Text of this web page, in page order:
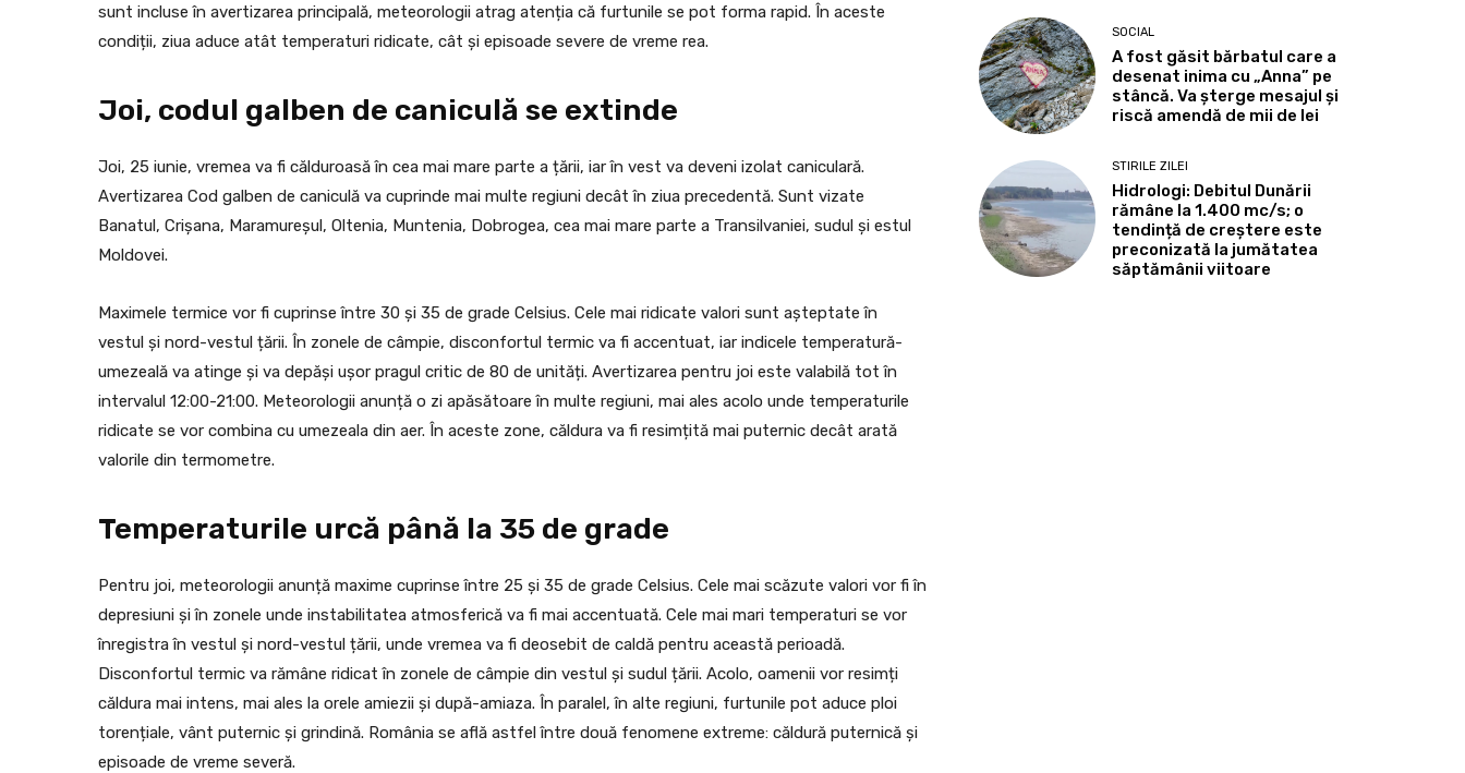
sunt incluse în avertizarea principală, meteorologii atrag atenția că furtunile se pot forma rapid. În aceste
condiții, ziua aduce atât temperaturi ridicate, cât și episoade severe de vreme rea.
Joi, codul galben de caniculă se extinde
Joi, 25 iunie, vremea va fi călduroasă în cea mai mare parte a țării, iar în vest va deveni izolat caniculară.
Avertizarea Cod galben de caniculă va cuprinde mai multe regiuni decât în ziua precedentă. Sunt vizate
Banatul, Crișana, Maramureșul, Oltenia, Muntenia, Dobrogea, cea mai mare parte a Transilvaniei, sudul și estul
Moldovei.
Maximele termice vor fi cuprinse între 30 și 35 de grade Celsius. Cele mai ridicate valori sunt așteptate în
vestul și nord-vestul țării. În zonele de câmpie, disconfortul termic va fi accentuat, iar indicele temperatură-
umezeală va atinge și va depăși ușor pragul critic de 80 de unități. Avertizarea pentru joi este valabilă tot în
intervalul 12:00-21:00. Meteorologii anunță o zi apăsătoare în multe regiuni, mai ales acolo unde temperaturile
ridicate se vor combina cu umezeala din aer. În aceste zone, căldura va fi resimțită mai puternic decât arată
valorile din termometre.
Temperaturile urcă până la 35 de grade
Pentru joi, meteorologii anunță maxime cuprinse între 25 și 35 de grade Celsius. Cele mai scăzute valori vor fi în
depresiuni și în zonele unde instabilitatea atmosferică va fi mai accentuată. Cele mai mari temperaturi se vor
înregistra în vestul și nord-vestul țării, unde vremea va fi deosebit de caldă pentru această perioadă.
Disconfortul termic va rămâne ridicat în zonele de câmpie din vestul și sudul țării. Acolo, oamenii vor resimți
căldura mai intens, mai ales la orele amiezii și după-amiaza. În paralel, în alte regiuni, furtunile pot aduce ploi
torențiale, vânt puternic și grindină. România se află astfel între două fenomene extreme: căldură puternică și
episoade de vreme severă.
SOCIAL
A fost găsit bărbatul care a
desenat inima cu „Anna” pe
stâncă. Va șterge mesajul și
riscă amendă de mii de lei
STIRILE ZILEI
Hidrologi: Debitul Dunării
rămâne la 1.400 mc/s; o
tendință de creștere este
preconizată la jumătatea
săptămânii viitoare